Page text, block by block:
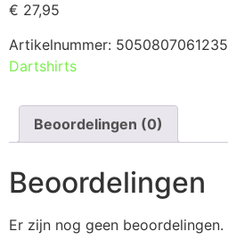
€ 27,95
Artikelnummer: 5050807061235
Dartshirts
Beoordelingen (0)
Beoordelingen
Er zijn nog geen beoordelingen.